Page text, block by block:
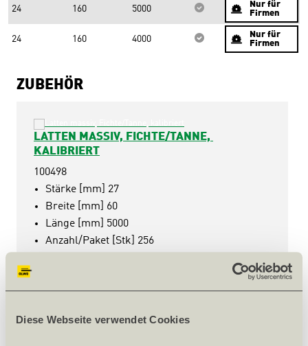
Diese Webseite verwendet Cookies
24 160 5000
Nur für
Firmen
24 160 4000
Nur für
Firmen
ZUBEHÖR
LATTEN MASSIV, FICHTE/TANNE,
KALIBRIERT
100498
Stärke [mm] 27
Breite [mm] 60
Länge [mm] 5000
Anzahl/Paket [Stk] 256